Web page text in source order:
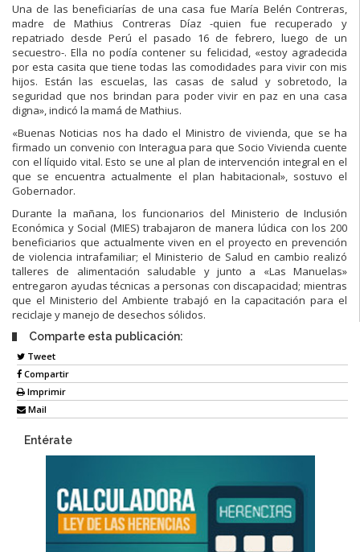
Una de las beneficiarías de una casa fue María Belén Contreras,
madre de Mathius Contreras Díaz -quien fue recuperado y
repatriado desde Perú el pasado 16 de febrero, luego de un
secuestro-. Ella no podía contener su felicidad, «estoy agradecida
por esta casita que tiene todas las comodidades para vivir con mis
hijos. Están las escuelas, las casas de salud y sobretodo, la
seguridad que nos brindan para poder vivir en paz en una casa
digna», indicó la mamá de Mathius.
«Buenas Noticias nos ha dado el Ministro de vivienda, que se ha
firmado un convenio con Interagua para que Socio Vivienda cuente
con el líquido vital. Esto se une al plan de intervención integral en el
que se encuentra actualmente el plan habitacional», sostuvo el
Gobernador.
Durante la mañana, los funcionarios del Ministerio de Inclusión
Económica y Social (MIES) trabajaron de manera lúdica con los 200
beneficiarios que actualmente viven en el proyecto en prevención
de violencia intrafamiliar; el Ministerio de Salud en cambio realizó
talleres de alimentación saludable y junto a «Las Manuelas»
entregaron ayudas técnicas a personas con discapacidad; mientras
que el Ministerio del Ambiente trabajó en la capacitación para el
reciclaje y manejo de desechos sólidos.
Comparte esta publicación:
Tweet
Compartir
Imprimir
Mail
Entérate